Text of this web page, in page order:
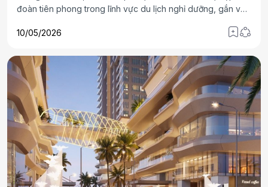
đoàn tiên phong trong lĩnh vực du lịch nghỉ dưỡng, gắn với
Long hay quần thể nghỉ dưỡng tại Phú Quốc.
10/05/2026